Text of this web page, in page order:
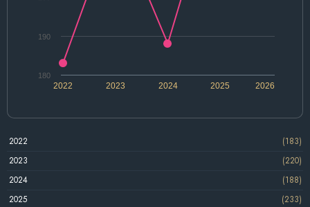
2025
2022 2023 2024 2026
180
190
2022
(183)
2023
(220)
2024
(188)
2025
(233)